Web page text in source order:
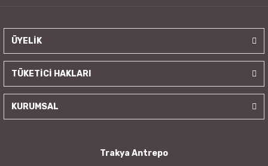
ÜYELİK
TÜKETİCİ HAKLARI
KURUMSAL
Trakya Antrepo